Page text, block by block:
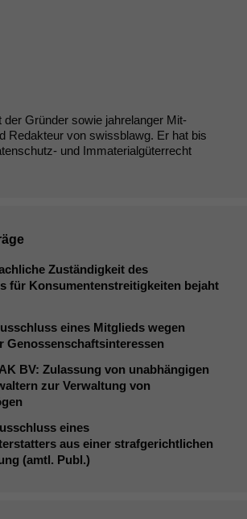
der Gründer sowie jahrelanger Mit-
Redakteur von swissblawg. Er hat bis
und Immaterialgüterrecht
Zuständigkeit des
für Konsumentenstreitigkeiten bejaht
eines Mitglieds wegen
Genossenschaftsinteressen
BV: Zulassung von unabhängigen
zur Verwaltung von
eines
aus einer strafgerichtlichen
(amtl. Publ.)
Cookies
Diese
nicht
optional, es
Website
korrekt